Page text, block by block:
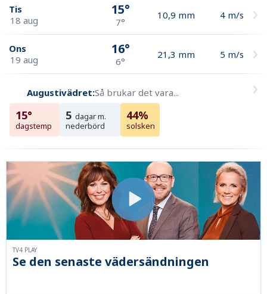
Tis
18 aug
15°
7°
10,9 mm 4 m/s
Ons
19 aug
16°
6°
21,3 mm 5 m/s
Augustivädret:Så brukar det vara...
15°
dagstemp
5 dagar m.
nederbörd
44%
solsken
Se den senaste vädersändningen
TV4 PLAY